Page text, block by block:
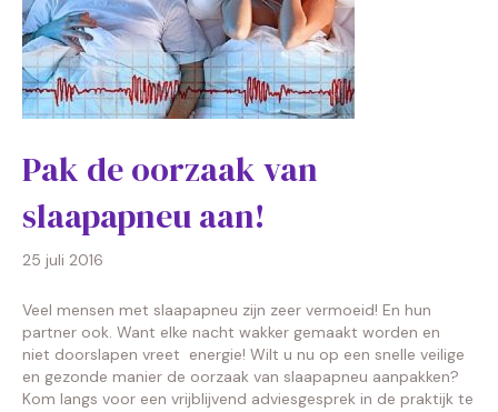
Pak de oorzaak van
slaapapneu aan!
25 juli 2016
Veel mensen met slaapapneu zijn zeer vermoeid! En hun
partner ook. Want elke nacht wakker gemaakt worden en
niet doorslapen vreet energie! Wilt u nu op een snelle veilige
en gezonde manier de oorzaak van slaapapneu aanpakken?
Kom langs voor een vrijblijvend adviesgesprek in de praktijk te